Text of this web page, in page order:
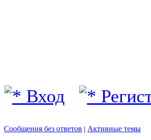
Вход
Сообщения без ответов | Активные темы